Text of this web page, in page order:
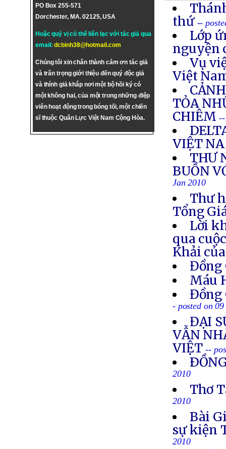
PO Box 255-571
Dorchester, MA. 02125, USA
Hoặc quý vị có thể liên lạc với tác giả qua
email:dcbinh38@hotmail.com
Chúng tôi xin chân thành cám ơn tác giả
và trân trọng giới thiệu đến quý độc giả
và thính giả khắp nơi một bộ hồi ký có
một không hai, của một trong những điệp
viên hoạt động trong bóng tối, một chiến
sĩ thuộc Quân Lực Việt Nam Cộng Hòa.
thứ --
Lớp
nguyện
Vụ
Việt
TỎA
CHIÊM
VIỆT
THƯ
BUỒN
Jan 2010
Thư
Tổng
Lời
qua
Khải
Đồng
Máu
Đồng
- posted on
ĐẠI
VẪN
VIỆT --
2010
Thơ
2010
Bài
sự kiện
2010